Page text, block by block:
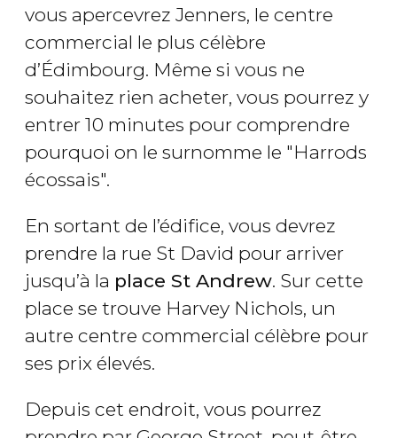
vous apercevrez Jenners, le centre
commercial le plus célèbre
d’Édimbourg. Même si vous ne
souhaitez rien acheter, vous pourrez y
entrer 10 minutes pour comprendre
pourquoi on le surnomme le "Harrods
écossais".
En sortant de l’édifice, vous devrez
prendre la rue St David pour arriver
jusqu’à la place St Andrew. Sur cette
place se trouve Harvey Nichols, un
autre centre commercial célèbre pour
ses prix élevés.
Depuis cet endroit, vous pourrez